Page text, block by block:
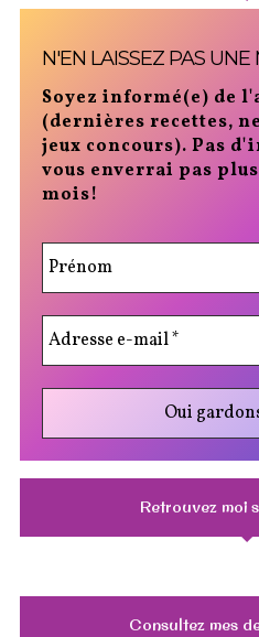
N'EN LAISSEZ PAS UNE
Soyez informé(e) de
(dernières recettes,
jeux concours). Pas
vous enverrai pas
mois!
Retrouvez moi
Consultez mes